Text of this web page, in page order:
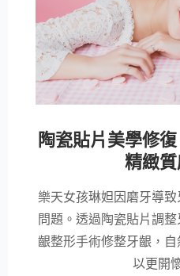
陶瓷貼片美學修
精緻
樂天女孩琳妲因磨牙導
問題。透過陶瓷貼片調
齦整形手術修整牙齦，
以更開